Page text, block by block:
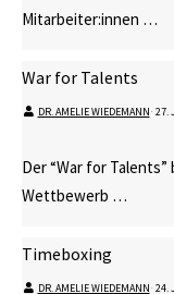
Mitarbeiter:innen …
War for Talents
DR. AMELIE WIEDEMANN⋅ 27.
Der “War for
Wettbewerb …
Timeboxing
DR. AMELIE WIEDEMANN⋅ 24.